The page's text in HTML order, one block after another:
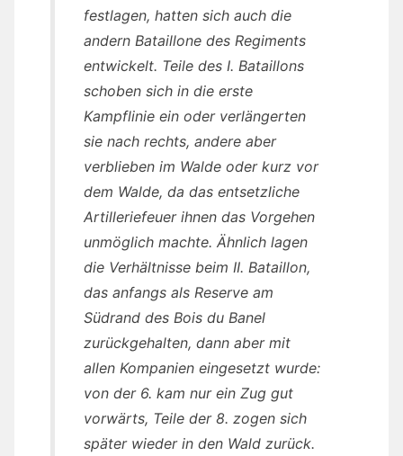
festlagen, hatten sich auch die
andern Bataillone des Regiments
entwickelt. Teile des I. Bataillons
schoben sich in die erste
Kampflinie ein oder verlängerten
sie nach rechts, andere aber
verblieben im Walde oder kurz vor
dem Walde, da das entsetzliche
Artilleriefeuer ihnen das Vorgehen
unmöglich machte. Ähnlich lagen
die Verhältnisse beim II. Bataillon,
das anfangs als Reserve am
Südrand des Bois du Banel
zurückgehalten, dann aber mit
allen Kompanien eingesetzt wurde:
von der 6. kam nur ein Zug gut
vorwärts, Teile der 8. zogen sich
später wieder in den Wald zurück.